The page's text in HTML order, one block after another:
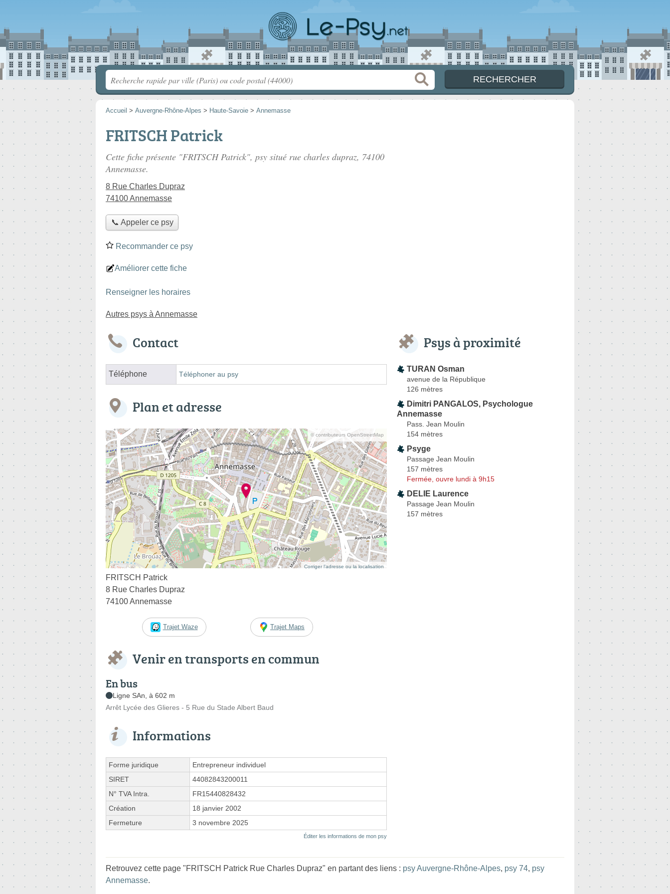
Accueil > Auvergne-Rhône-Alpes > Haute-Savoie > Annemasse
FRITSCH Patrick
Cette fiche présente "FRITSCH Patrick", psy situé rue charles dupraz, 74100
Annemasse.
8 Rue Charles Dupraz
74100 Annemasse
📞 Appeler ce psy
Recommander ce psy
Améliorer cette fiche
Renseigner les horaires
Autres psys à Annemasse
Contact
Téléphone Téléphoner au psy
Plan et adresse
© contributeurs OpenStreetMap
Corriger l’adresse ou la localisation
FRITSCH Patrick
8 Rue Charles Dupraz
74100 Annemasse
Trajet Waze Trajet Maps
Venir en transports en commun
En bus
Ligne SAn, à 602 m
Arrêt Lycée des Glieres - 5 Rue du Stade Albert Baud
Informations
Forme juridique
Entrepreneur individuel
SIRET
44082843200011
N° TVA Intra.
FR15440828432
Création
18 janvier 2002
Fermeture
3 novembre 2025
Éditer les informations de mon psy
Psys à proximité
TURAN Osman
avenue de la République
126 mètres
Dimitri PANGALOS, Psychologue
Annemasse
Pass. Jean Moulin
154 mètres
Psyge
Passage Jean Moulin
157 mètres
Fermée, ouvre lundi à 9h15
DELIE Laurence
Passage Jean Moulin
157 mètres
Retrouvez cette page "FRITSCH Patrick Rue Charles Dupraz" en partant des liens : psy Auvergne-Rhône-Alpes, psy 74, psy
Annemasse.